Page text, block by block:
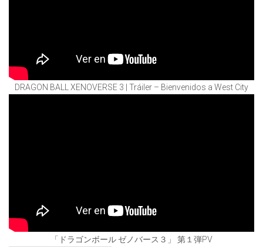
DRAGON BALL XENOVERSE 3 | Tráiler – Bienvenidos a West City
「ドラゴンボール ゼノバース３」 第１弾PV